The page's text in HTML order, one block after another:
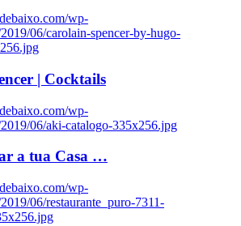
wp-
06/carolain-spencer-by-hugo-
| Cocktails
wp-
06/aki-catalogo-335x256.jpg
a tua Casa …
wp-
06/restaurante_puro-7311-